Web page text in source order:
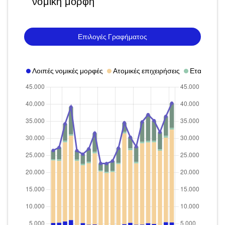
Επιλογές Γραφήματος
Λοιπές νομικές μορφές Ατομικές επιχειρήσεις Εταιρείες